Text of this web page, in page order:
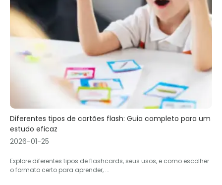
Diferentes tipos de cartões flash: Guia completo para um
estudo eficaz
2026-01-25
Explore diferentes tipos de flashcards, seus usos, e como escolher
o formato certo para aprender, ...